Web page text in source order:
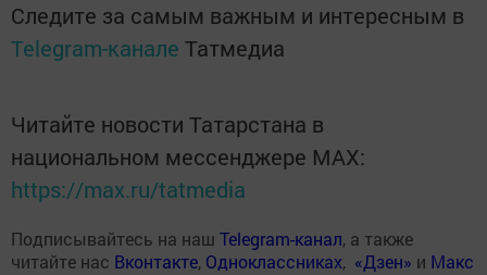
Следите за самым важным и интересным в
Telegram-канале Татмедиа
Читайте новости Татарстана в
национальном мессенджере MАХ:
https://max.ru/tatmedia
Подписывайтесь на наш Telegram-канал, а также
читайте нас Вконтакте, Одноклассниках, «Дзен» и Макс